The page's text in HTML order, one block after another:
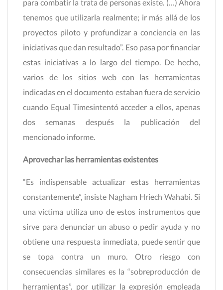
para combatir la trata de personas existe. (…) Ahora
tenemos que utilizarla realmente; ir más allá de los
proyectos piloto y profundizar a conciencia en las
iniciativas que dan resultado”. Eso pasa por financiar
estas iniciativas a lo largo del tiempo. De hecho,
varios de los sitios web con las herramientas
indicadas en el documento estaban fuera de servicio
cuando Equal Timesintentó acceder a ellos, apenas
dos semanas después la publicación del
mencionado informe.
Aprovechar las herramientas existentes
“Es indispensable actualizar estas herramientas
constantemente”, insiste Nagham Hriech Wahabi. Si
una víctima utiliza uno de estos instrumentos que
sirve para denunciar un abuso o pedir ayuda y no
obtiene una respuesta inmediata, puede sentir que
se topa contra un muro. Otro riesgo con
consecuencias similares es la “sobreproducción de
herramientas”, por utilizar la expresión empleada